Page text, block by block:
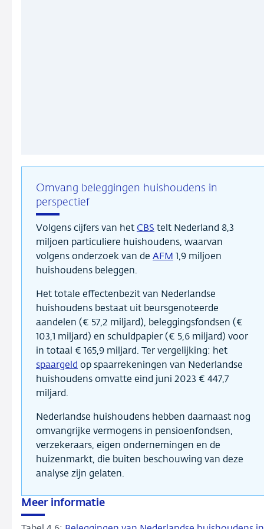
Omvang beleggingen huishoudens in
perspectief
Volgens cijfers van het CBS telt Nederland 8,3
miljoen particuliere huishoudens, waarvan
volgens onderzoek van de AFM
1,9 miljoen
huishoudens beleggen.
Het totale effectenbezit van Nederlandse
huishoudens bestaat uit beursgenoteerde
aandelen (€ 57,2 miljard), beleggingsfondsen (€
103,1 miljard) en schuldpapier (€ 5,6 miljard) voor
in totaal € 165,9 miljard. Ter vergelijking: het
spaargeld op spaarrekeningen van Nederlandse
huishoudens omvatte eind juni 2023 € 447,7
miljard.
Nederlandse huishoudens hebben daarnaast nog
omvangrijke vermogens in pensioenfondsen,
verzekeraars, eigen ondernemingen en de
huizenmarkt, die buiten beschouwing van deze
analyse zijn gelaten.
Meer informatie